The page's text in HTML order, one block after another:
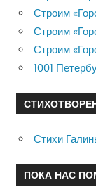
Строим
Строим
Строим
1001
Стихи
ПОКА НАС